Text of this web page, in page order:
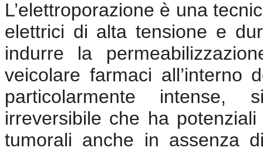
L’elettroporazione è una
elettrici di alta tensione e
indurre la
veicolare farmaci all’interno
particolarmente intense,
irreversibile che ha
tumorali anche in assenza